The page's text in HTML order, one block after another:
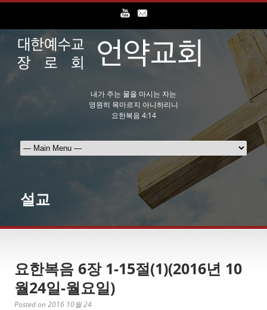
내가 주는 물을 마시는 자는
영원히 목마르지 아니하리니
요한복음 4:14
설교
요한복음 6장 1-15절(1)(2016년 10
월24일-월요일)
Posted on 2016 10월 24